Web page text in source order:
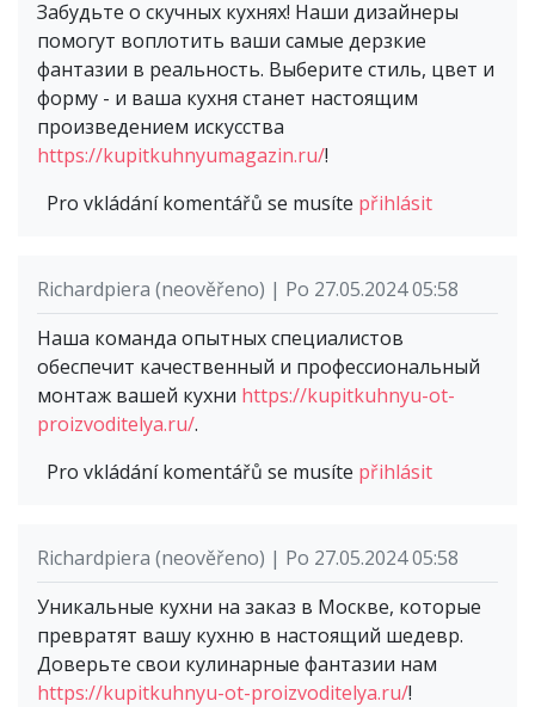
Забудьте о скучных кухнях! Наши дизайнеры
помогут воплотить ваши самые дерзкие
фантазии в реальность. Выберите стиль, цвет и
форму - и ваша кухня станет настоящим
произведением искусства
https://kupitkuhnyumagazin.ru/!
Pro vkládání komentářů se musíte přihlásit
Richardpiera (neověřeno) | Po 27.05.2024 05:58
Наша команда опытных специалистов
обеспечит качественный и профессиональный
монтаж вашей кухни https://kupitkuhnyu-ot-
proizvoditelya.ru/.
Pro vkládání komentářů se musíte přihlásit
Richardpiera (neověřeno) | Po 27.05.2024 05:58
Уникальные кухни на заказ в Москве, которые
превратят вашу кухню в настоящий шедевр.
Доверьте свои кулинарные фантазии нам
https://kupitkuhnyu-ot-proizvoditelya.ru/!